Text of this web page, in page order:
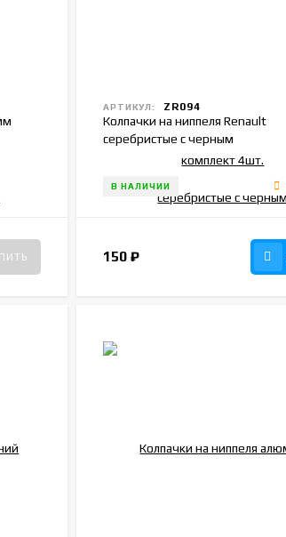
АРТИКУЛ: ZR094
Колпачки на ниппеля Renault
серебристые с черным
В НАЛИЧИИ
150₽